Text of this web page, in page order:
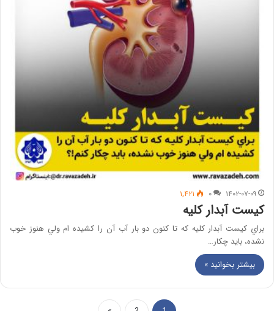
۱۴۰۲-۰۷-۰۹ ۰ ۱,۴۲۱
کیست آبدار کلیه
براي كيست آبدار كليه كه تا كنون دو بار آب آن را كشيده ام ولي هنوز خوب
نشده، بايد چكار…
بیشتر بخوانید »